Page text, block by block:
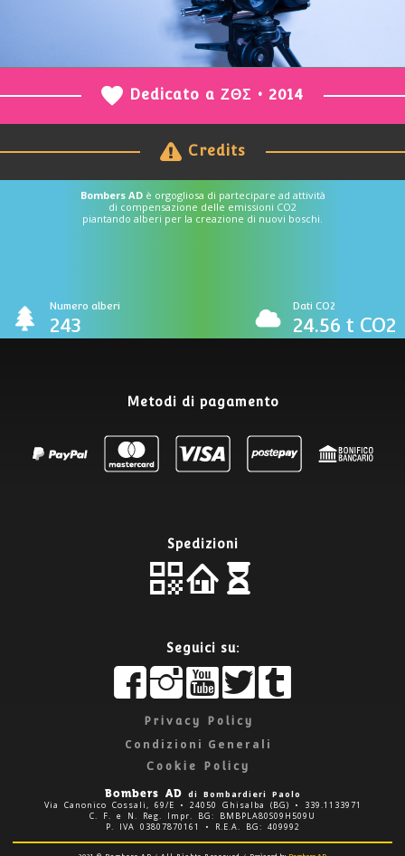
Dedicato a ΖΘΣ • 2014
Credits
Bombers ADè orgogliosa di partecipare ad attività
di compensazione delle emissioni CO2
piantando alberi per la creazione di nuovi boschi.
Numero alberi
243
Dati CO2
24.56 t CO2
Metodi di pagamento
Spedizioni
Seguici su:
Privacy Policy
Condizioni Generali
Cookie Policy
Bombers AD di Bombardieri Paolo
Via Canonico Cossali, 69/E • 24050 Ghisalba (BG) • 339.1133971
C. F. e N. Reg. Impr. BG: BMBPLA80S09H509U
P. IVA 03807870161 • R.E.A. BG: 409992